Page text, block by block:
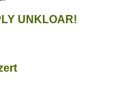
UNKLOAR!